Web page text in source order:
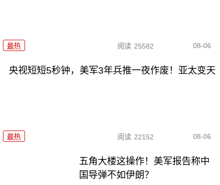
最热 阅读 25582 08-06
央视短短5秒钟，美军3年兵推一夜作废！亚太变天
最热 阅读 22152 08-06
五角大楼这操作！美军报告称中
国导弹不如伊朗？